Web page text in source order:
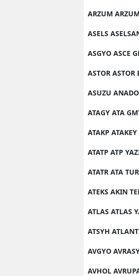
ARZUM
ASELS
ASGYO ASCE
ASTOR ASTOR
ASUZU
ATAGY ATA
ATAKP ATAKEY
ATATP ATP
ATATR ATA
ATEKS AKIN
ATLAS ATLAS
ATSYH
AVGYO
AVHOL